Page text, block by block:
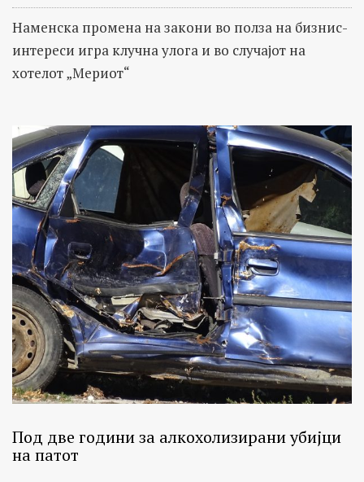
Наменска промена на закони во полза на бизнис-
интереси игра клучна улога и во случајот на
хотелот „Мериот“
Под две години за алкохолизирани убијци
на патот